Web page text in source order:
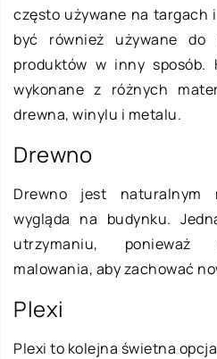
często używane na targach
być również używane do
produktów w inny sposób.
wykonane z różnych
drewna, winylu i metalu.
Drewno
Drewno jest naturalnym
wygląda na budynku.
utrzymaniu, ponieważ
malowania, aby zachować
Plexi
Plexi to kolejna świetna